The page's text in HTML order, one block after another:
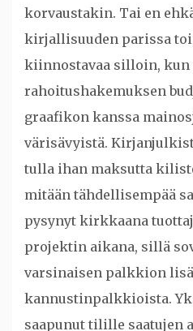
korvaustakin. Tai en
kirjallisuuden parissa
kiinnostavaa silloin, kun
rahoitushakemuksen
graafikon kanssa
värisävyistä.
tulla ihan maksutta
mitään tähdellisempää
pysynyt kirkkaana
projektin aikana, sillä
varsinaisen palkkion
kannustinpalkkioista.
saapunut tilille saatujen